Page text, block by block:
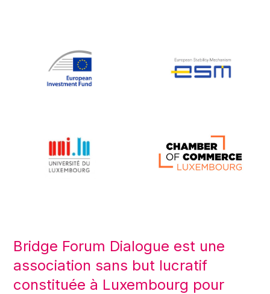
Bridge Forum Dialogue est une
association sans but lucratif
constituée à Luxembourg pour